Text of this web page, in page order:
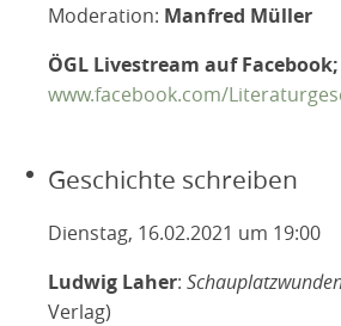
Moderation: Manfred Müller
ÖGL Livestream auf Facebook;
www.facebook.com/
Geschichte schreiben
Dienstag, 16.02.2021 um 19:00
Ludwig Laher:
Verlag)